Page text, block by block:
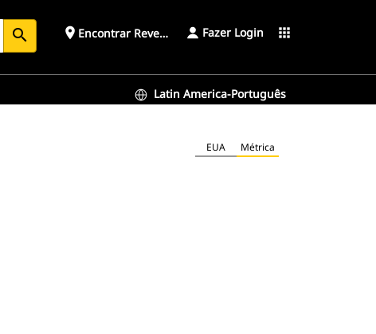
search place Encontrar Revendedor Fazer Login apps
Latin America-Português
EUA Métrica